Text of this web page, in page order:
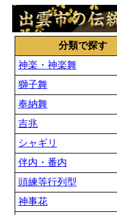
分類で探す
神楽・神楽舞
獅子舞
奉納舞
吉兆
シャギリ
伴内・番内
頭練等行列型
神事花